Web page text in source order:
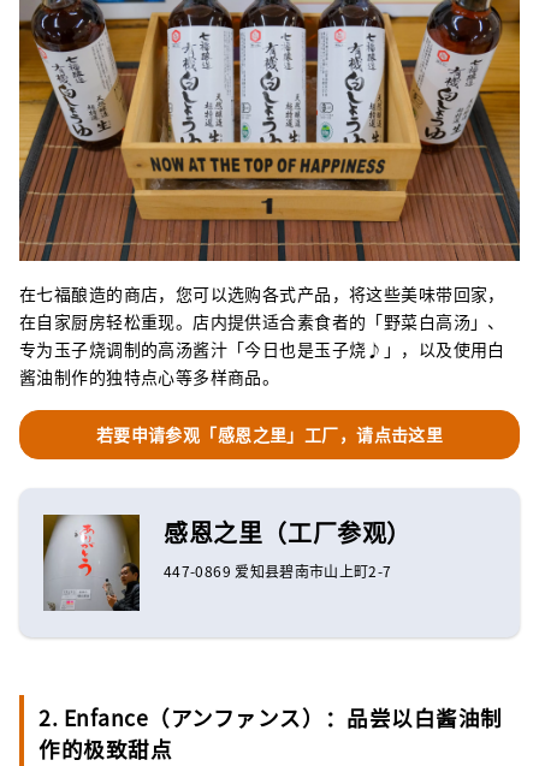
在七福酿造的商店，您可以选购各式产品，将这些美味带回家，
在自家厨房轻松重现。店内提供适合素食者的「野菜白高汤」、
专为玉子烧调制的高汤酱汁「今日也是玉子烧♪」，以及使用白
酱油制作的独特点心等多样商品。
若要申请参观「感恩之里」工厂，请点击这里
感恩之里（工厂参观）
447-0869 爱知县碧南市山上町2-7
2. Enfance（アンファンス）：品尝以白酱油制
作的极致甜点